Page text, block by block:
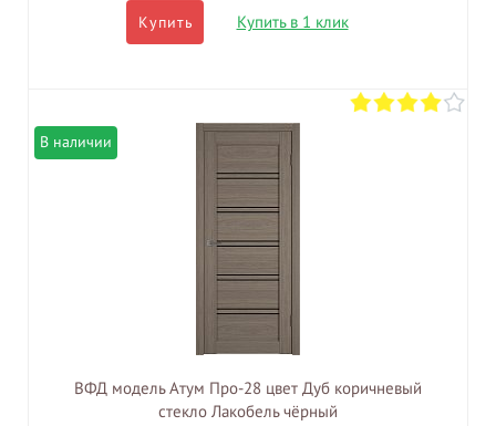
Купить Купить в 1 клик
В наличии
ВФД модель Атум Про-28 цвет Дуб коричневый
стекло Лакобель чёрный